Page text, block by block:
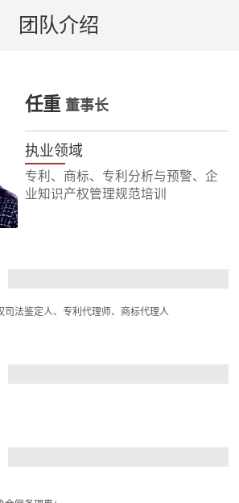
团队介绍
任重 董事长
执业领域
专利、商标、专利分析与预警、企
业知识产权管理规范培训
司法鉴定人、专利代理师、商标代理人